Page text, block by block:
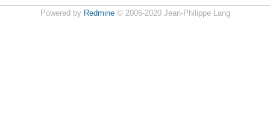
Powered by Redmine© 2006-2020 Jean-Philippe Lang